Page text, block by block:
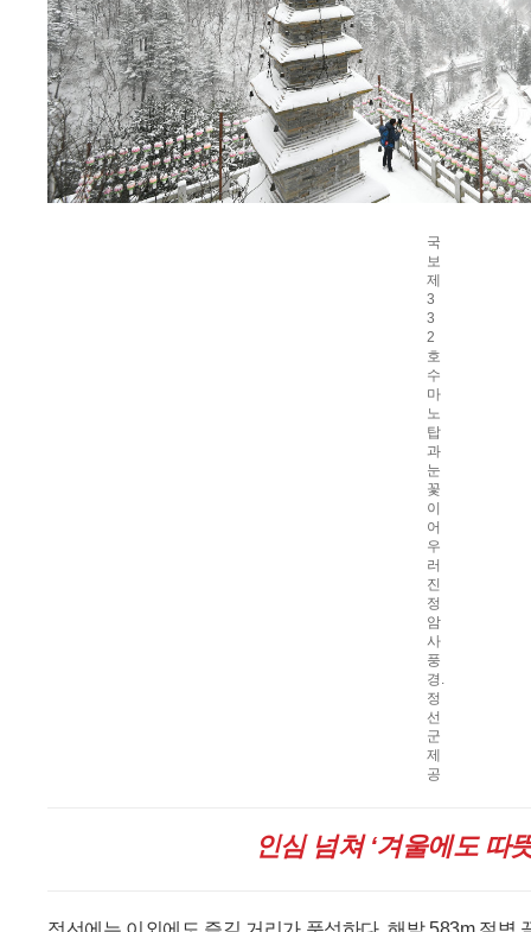
국
보
제
3
3
2
호
수
마
노
탑
과
눈
꽃
이
어
우
러
진
정
암
사
풍
경.
정
선
군
제
공
인심 넘쳐 ‘겨울에도 따